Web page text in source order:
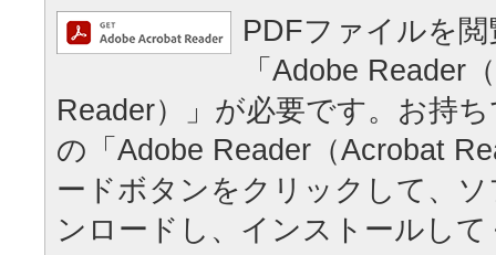
PDFファイルを
「Adobe Reader
Reader）」が必要です。お持
の「Adobe Reader（Acrobat
ードボタンをクリックして、
ンロードし、インストールし